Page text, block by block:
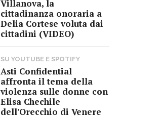
Villanova, la
cittadinanza onoraria a
Delia Cortese voluta dai
cittadini (VIDEO)
SU YOUTUBE E SPOTIFY
Asti Confidential
affronta il tema della
violenza sulle donne con
Elisa Chechile
dell'Orecchio di Venere